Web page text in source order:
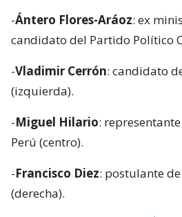
-Ántero Flores-Aráoz: ex
candidato del Partido Político
-Vladimir Cerrón: candidato
(izquierda).
-Miguel Hilario:
Perú (centro).
-Francisco Diez: postulante
(derecha).